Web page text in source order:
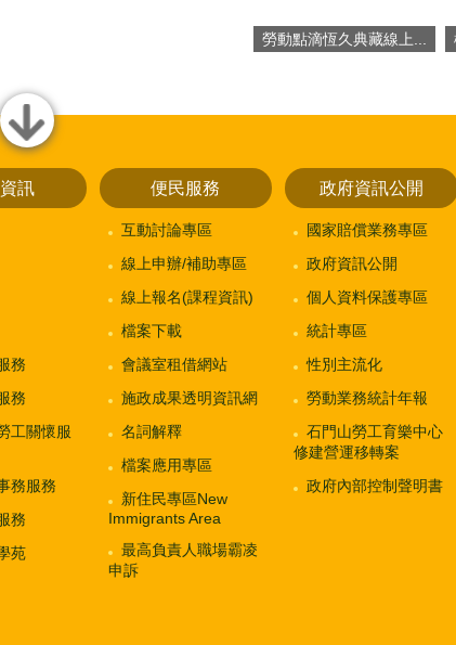
勞動點滴恆久典藏線上...
close
訊
務
務
工關懷服
務服務
務
苑
便民服務
互動討論專區
線上申辦/補助專區
線上報名(課程資訊)
檔案下載
會議室租借網站
施政成果透明資訊網
名詞解釋
檔案應用專區
新住民專區New
Immigrants Area
最高負責人職場霸凌
申訴
政府資訊公開
國家賠償業務專區
政府資訊公開
個人資料保護專區
統計專區
性別主流化
勞動業務統計年報
石門山勞工育樂中心
修建營運移轉案
政府內部控制聲明書